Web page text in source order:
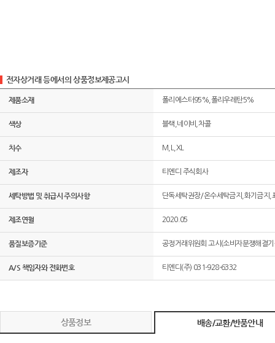
전자상거래 등에서의 상품정보제공고시
제품소재 폴리에스터95%,폴리우레탄5%
색상 블랙,네이비,차콜
치수 M,L,XL
제조자 티엔디 주식회사
세탁방법 및 취급시 주의사항 단독세탁권장/온수세탁금지,화기금지,
제조연월 2020.05
품질보증기준 공정거래위원회 고시(소비자분쟁해결
A/S 책임자와 전화번호 티엔디(주) 031-928-6332
상품정보 배송/교환/반품안내